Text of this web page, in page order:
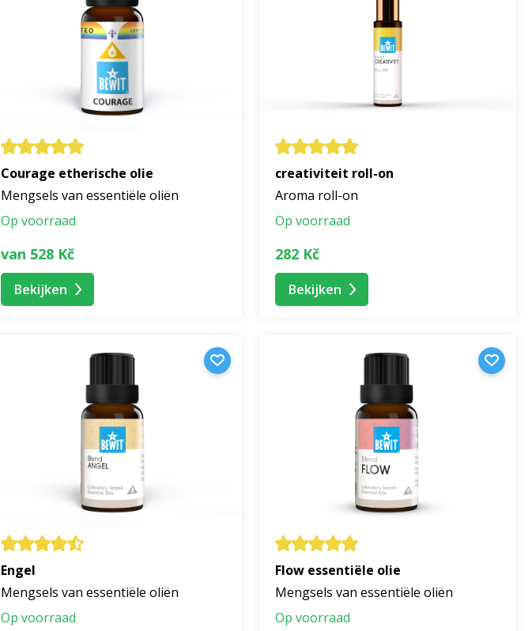
Courage etherische olie
Mengsels van essentiële oliën
Op voorraad
van 528 Kč
Bekijken
creativiteit roll-on
Aroma roll-on
Op voorraad
282 Kč
Bekijken
Engel
Mengsels van essentiële oliën
Op voorraad
Flow essentiële olie
Mengsels van essentiële oliën
Op voorraad